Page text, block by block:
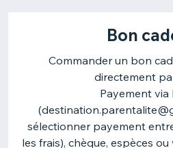
Bon
Commander un bon
directement
Payement via
sélectionner payement
les frais), chèque, espèces